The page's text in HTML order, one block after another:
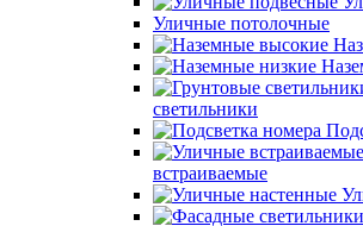
Уличные потолочные
светильники
встраиваемые